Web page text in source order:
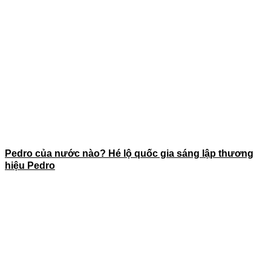
Pedro của nước nào? Hé lộ quốc gia sáng lập thương
hiệu Pedro